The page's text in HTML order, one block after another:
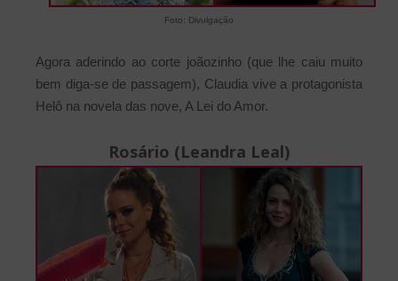
Foto: Divulgação
Agora aderindo ao corte joãozinho (que lhe caiu muito
bem diga-se de passagem), Claudia vive a protagonista
Helô na novela das nove, A Lei do Amor.
Rosário (Leandra Leal)